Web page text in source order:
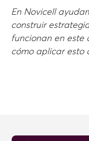
En Novicell
construir
funcionan en este
cómo aplicar esto